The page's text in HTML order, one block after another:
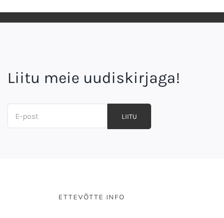
Liitu meie uudiskirjaga!
LIITU
ETTEVÕTTE INFO